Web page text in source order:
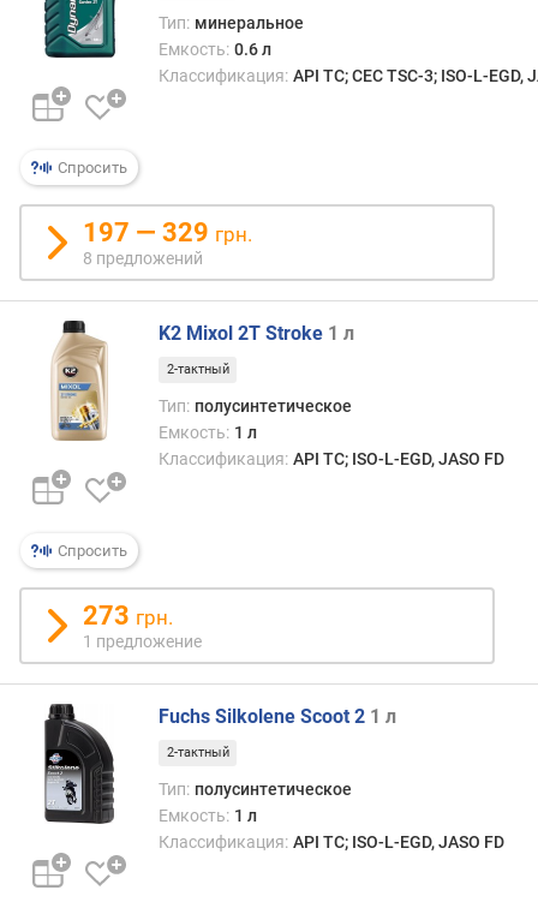
п
о
к
о
л
ч
е
с
т
р
е
д
л
о
ж
е
и
й
о
б
ъ
е
м
(
л
)
с
о
Спросить
Тип: минеральное
Емкость: 0.6 л
Классификация: API TC; CEC TSC-3; ISO-L-EGD,
197 — 329 грн.
8 предложений
Спросить
K2 Mixol 2T Stroke 1 л
2-тактный
Тип: полусинтетическое
Емкость: 1 л
Классификация: API TC; ISO-L-EGD, JASO FD
273 грн.
1 предложение
Fuchs Silkolene Scoot 2 1 л
2-тактный
Тип: полусинтетическое
Емкость: 1 л
Классификация: API TC; ISO-L-EGD, JASO FD